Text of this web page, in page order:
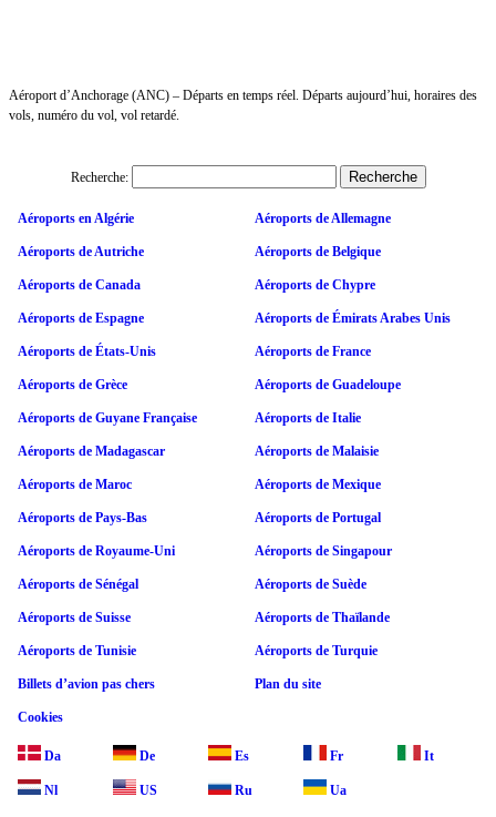
Aéroport d’Anchorage (ANC) – Départs en temps réel. Départs aujourd’hui, horaires des
vols, numéro du vol, vol retardé.
Recherche:
Aéroports en Algérie Aéroports de Allemagne
Aéroports de Autriche Aéroports de Belgique
Aéroports de Canada Aéroports de Chypre
Aéroports de Espagne Aéroports de Émirats Arabes Unis
Aéroports de États-Unis Aéroports de France
Aéroports de Grèce Aéroports de Guadeloupe
Aéroports de Guyane Française Aéroports de Italie
Aéroports de Madagascar Aéroports de Malaisie
Aéroports de Maroc Aéroports de Mexique
Aéroports de Pays-Bas Aéroports de Portugal
Aéroports de Royaume-Uni Aéroports de Singapour
Aéroports de Sénégal Aéroports de Suède
Aéroports de Suisse Aéroports de Thaïlande
Aéroports de Tunisie Aéroports de Turquie
Billets d’avion pas chers Plan du site
Cookies
Da De Es Fr It
Nl US Ru Ua